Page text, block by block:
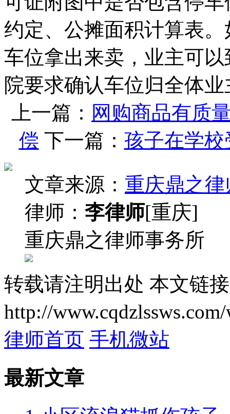
约定、公摊面积计算表
车位拿出来卖，业主可
院要求确认车位归全体
上一篇： 网购商品有质
偿 下一篇： 孩子在学
文章来源： 重庆鼎之
律师： 李律师[重庆]
重庆鼎之律师事务所
转载请注明出处 本文链
http://
律师首页 手机微站
最新文章